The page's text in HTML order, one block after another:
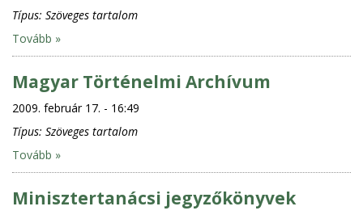
Típus: Szöveges tartalom
Tovább »
Magyar Történelmi Archívum
2009. február 17. - 16:49
Típus: Szöveges tartalom
Tovább »
Minisztertanácsi jegyzőkönyvek